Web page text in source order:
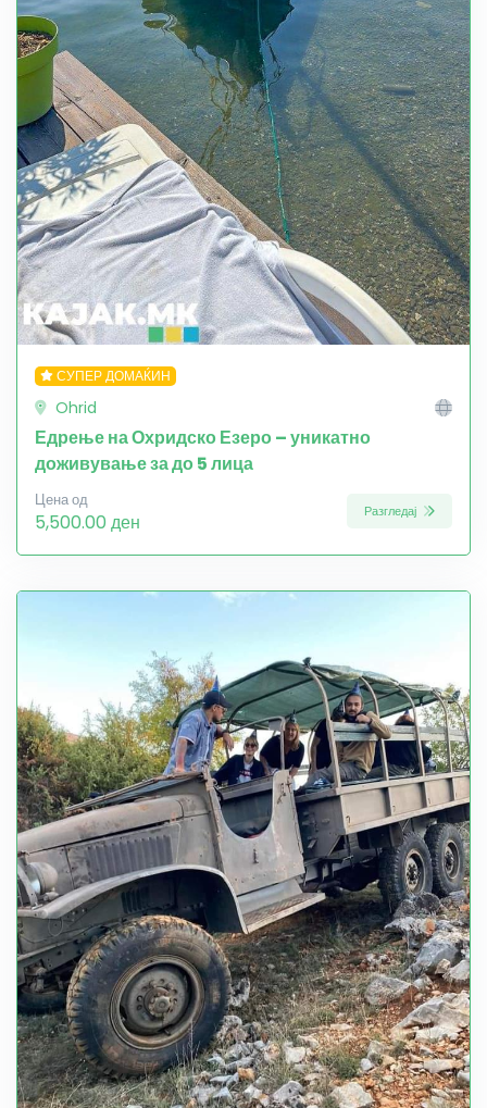
СУПЕР ДОМАЌИН
Ohrid
Едрење на Охридско Езеро – уникатно
доживување за до 5 лица
Цена од
5,500.00 ден Разгледај